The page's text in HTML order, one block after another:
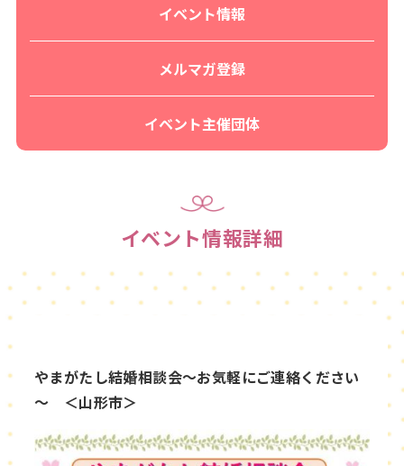
イベント情報
メルマガ登録
イベント主催団体
イベント情報詳細
やまがたし結婚相談会～お気軽にご連絡ください
～ ＜山形市＞